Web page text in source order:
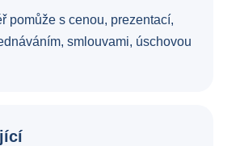
pomůže s cenou, prezentací,
smlouvami, úschovou